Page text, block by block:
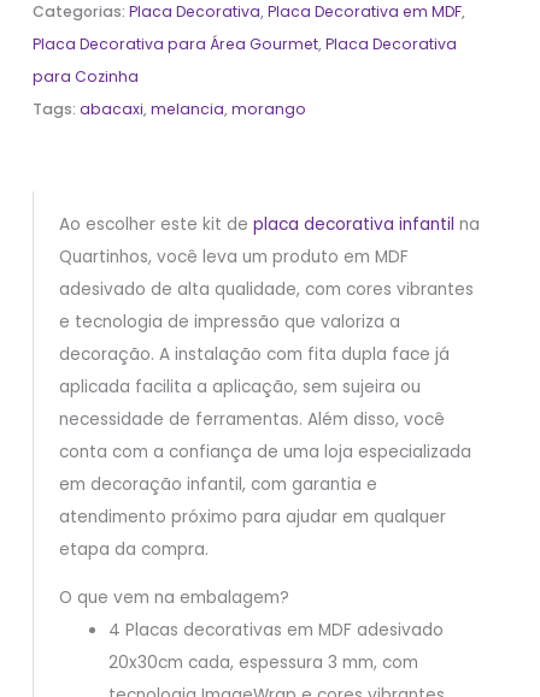
Categorias:Placa Decorativa,Placa Decorativa em MDF,
Placa Decorativa para Área Gourmet,Placa Decorativa
para Cozinha
Tags:abacaxi,melancia,morango
Ao escolher este kit de placa decorativa infantil na
Quartinhos, você leva um produto em MDF
adesivado de alta qualidade, com cores vibrantes
e tecnologia de impressão que valoriza a
decoração. A instalação com fita dupla face já
aplicada facilita a aplicação, sem sujeira ou
necessidade de ferramentas. Além disso, você
conta com a confiança de uma loja especializada
em decoração infantil, com garantia e
atendimento próximo para ajudar em qualquer
etapa da compra.
O que vem na embalagem?
4 Placas decorativas em MDF adesivado
20x30cm cada, espessura 3 mm, com